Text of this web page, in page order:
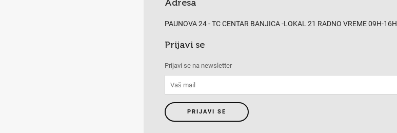
Adresa
PAUNOVA 24 - TC CENTAR BANJICA -LOKAL 21 RADNO VREME 09H-16H
Prijavi se
Prijavi se na newsletter
PRIJAVI SE